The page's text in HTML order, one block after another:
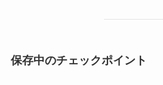
保存中のチェックポイント